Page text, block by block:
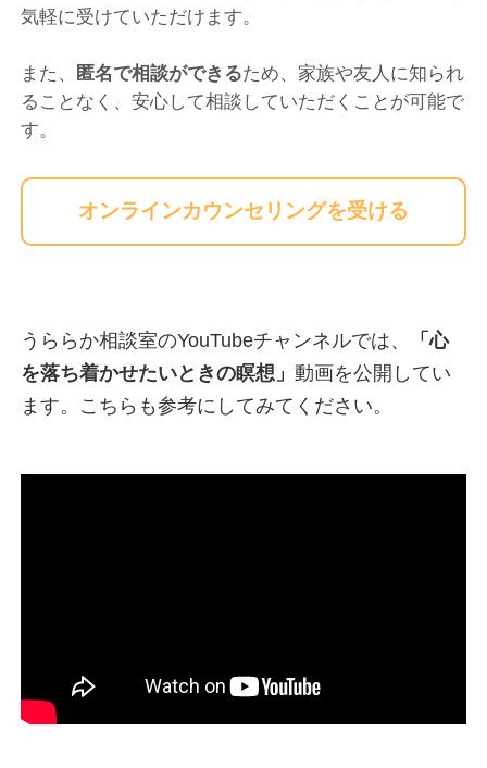
気軽に受けていただけます。
また、 匿名で相談ができるため、家族や友人に知られ
ることなく、安心して相談していただくことが可能で
す。
オンラインカウンセリングを受ける
うららか相談室のYouTubeチャンネルでは、 「心
を落ち着かせたいときの瞑想 」動画を公開してい
ます。こちらも参考にしてみてください。